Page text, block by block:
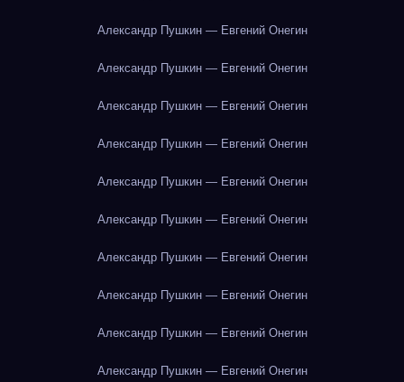
Александр Пушкин — Евгений Онегин
Александр Пушкин — Евгений Онегин
Александр Пушкин — Евгений Онегин
Александр Пушкин — Евгений Онегин
Александр Пушкин — Евгений Онегин
Александр Пушкин — Евгений Онегин
Александр Пушкин — Евгений Онегин
Александр Пушкин — Евгений Онегин
Александр Пушкин — Евгений Онегин
Александр Пушкин — Евгений Онегин